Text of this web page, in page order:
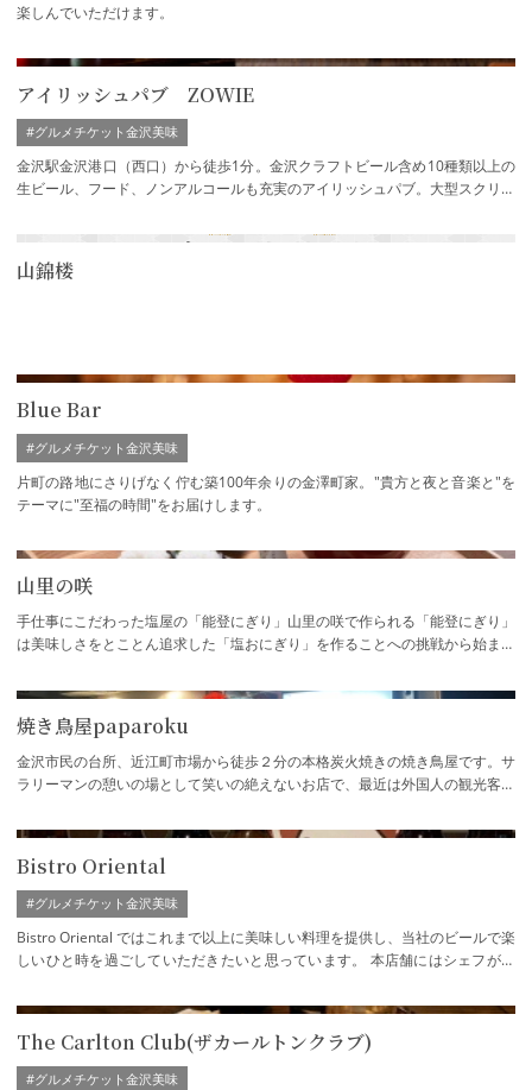
楽しんでいただけます。
アイリッシュパブ ZOWIE
金沢駅金沢港口（西口）から徒歩1分。金沢クラフトビール含め10種類以上の
生ビール、フード、ノンアルコールも充実のアイリッシュパブ。大型スクリー
#グルメチケット金沢美味
山錦楼
Blue Bar
片町の路地にさりげなく佇む築100年余りの金澤町家。"貴方と夜と音楽と"を
テーマに"至福の時間"をお届けします。
#グルメチケット金沢美味
山里の咲
手仕事にこだわった塩屋の「能登にぎり」山里の咲で作られる「能登にぎり」
は美味しさをとことん追求した「塩おにぎり」を作ることへの挑戦から始まり
焼き鳥屋paparoku
金沢市民の台所、近江町市場から徒歩２分の本格炭火焼きの焼き鳥屋です。サ
ラリーマンの憩いの場として笑いの絶えないお店で、最近は外国人の観光客も
Bistro Oriental
Bistro Oriental ではこれまで以上に美味しい料理を提供し、当社のビールで楽
しいひと時を過ごしていただきたいと思っています。 本店舗にはシェフが常
#グルメチケット金沢美味
The Carlton Club(ザカールトンクラブ)
#グルメチケット金沢美味